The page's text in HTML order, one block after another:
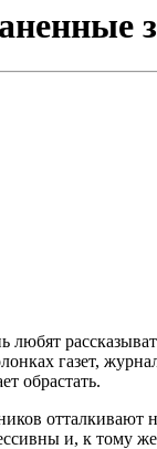
любят
газет,
обрастать.
отталкивают
и, к